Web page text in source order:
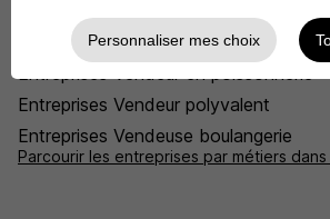
Entreprises Vendeur en magasin
Entreprises Vendeur en poissonnerie
Entreprises Vendeur polyvalent
Entreprises Vendeuse boulangerie
Parcourir les entreprises par métiers
Personnaliser mes choix